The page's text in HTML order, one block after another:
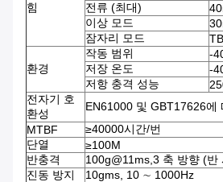
힘
전류 (최대)
이상 모드
잠자리 모드
환경
작동 범위
-
저장 온도
-
저항 충격 성능
전자기 호
환성
EN61000 및 GBT17626에
MTBF
≥40000시간/번
단열
≥100M
반충격
100g@11ms,3 축 방향 (반
진동 방지
10gms, 10 ∼ 1000Hz